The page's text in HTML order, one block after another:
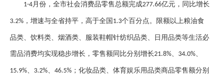
1-4月份，全市社会消费品零售总额完成277.66亿元，同比增长
3.2% ，增速与全省持平，高于全国 1.3个百分点。限额以上粮油食
品类、饮料类、烟酒类、服装鞋帽针纺织品类、日用品类等生活必
需品消费均实现稳步增长，零售额同比分别增长21.8%、 34.0%、
15.9%、 3.2%、 46.5% ；化妆品类、体育娱乐用品类商品零售额分别